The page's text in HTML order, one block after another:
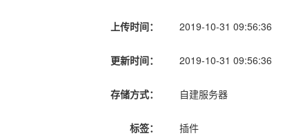
上传时间： 2019-10-31 09:56:36
更新时间： 2019-10-31 09:56:36
存储方式： 自建服务器
标签： 插件